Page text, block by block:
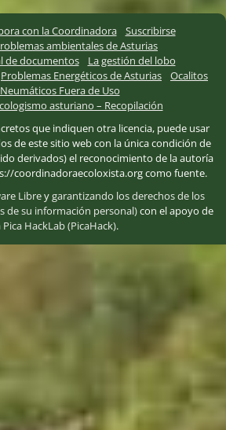
con la Coordinadora
Suscribirse
ambientales de Asturias
de documentos
La gestión del lobo
Problemas Energéticos de Asturias
Ocalitos
Fuera de Uso
asturiano – Recopilación
que indiquen otra licencia, puede usar
de este sitio web con la única condición de
derivados) el reconocimiento de la autoría
coordinadoraecoloxista.org como fuente.
Libreygarantizando los derechos de los
de su información personal)con el apoyo de
Pica HackLab (PicaHack).